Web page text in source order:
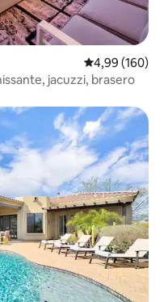
Évaluation
4,99 (160)
jacuzzi, brasero